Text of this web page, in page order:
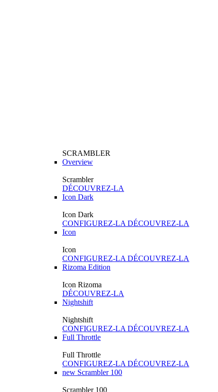
SCRAMBLER
Overview
Scrambler
DÉCOUVREZ-LA
Icon Dark
Icon Dark
CONFIGUREZ-LA DÉCOUVREZ-LA
Icon
Icon
CONFIGUREZ-LA DÉCOUVREZ-LA
Rizoma Edition
Icon Rizoma
DÉCOUVREZ-LA
Nightshift
Nightshift
CONFIGUREZ-LA DÉCOUVREZ-LA
Full Throttle
Full Throttle
CONFIGUREZ-LA DÉCOUVREZ-LA
new Scrambler 100
Scrambler 100